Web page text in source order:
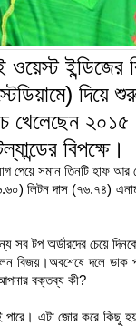
ওয়েস্ট
দিয়ে
খেলেছেন ২০১৫
বিপক্ষে।
পেয়ে সমান তিনটি হাফ
লিটন দাস (৭৬.৭৪)
টপ অর্ডারদের চেয়ে
বিজয়।অবশেষে দলে ডাক
আপনার বক্তব্য কী?
এটা জোর করে কিছু